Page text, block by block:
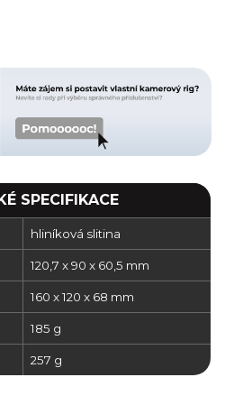
SPECIFIKACE
hliníková slitina
120,7 x 90 x 60,5 mm
160 x 120 x 68 mm
185 g
257 g